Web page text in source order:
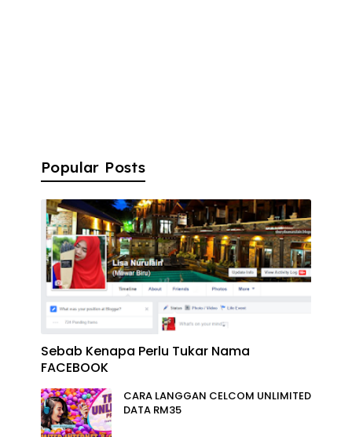
Popular Posts
Sebab Kenapa Perlu Tukar Nama
FACEBOOK
CARA LANGGAN CELCOM UNLIMITED
DATA RM35